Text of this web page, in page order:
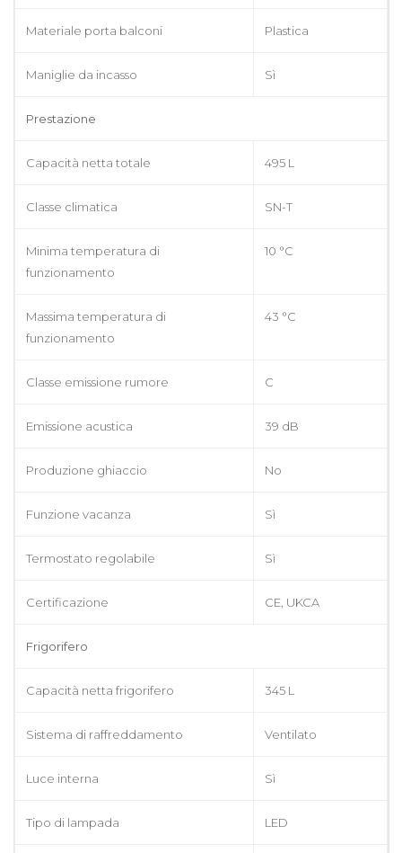
Materiale porta balconi Plastica
Maniglie da incasso Sì
Prestazione
Capacità netta totale 495 L
Classe climatica SN-T
Minima temperatura di
funzionamento
10 °C
Massima temperatura di
funzionamento
43 °C
Classe emissione rumore C
Emissione acustica 39 dB
Produzione ghiaccio No
Funzione vacanza Sì
Termostato regolabile Sì
Certificazione CE, UKCA
Frigorifero
Capacità netta frigorifero 345 L
Sistema di raffreddamento Ventilato
Luce interna Sì
Tipo di lampada LED